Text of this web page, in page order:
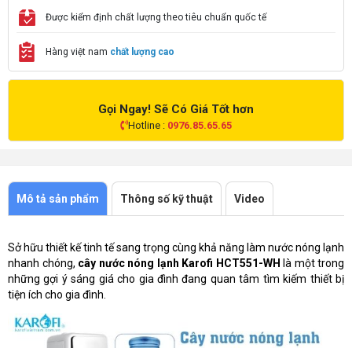
Được kiểm định chất lượng theo tiêu chuẩn quốc tế
Hàng việt nam chất lượng cao
Gọi Ngay! Sẽ Có Giá Tốt hơn
Hotline : 0976.85.65.65
Mô tả sản phẩm Thông số kỹ thuật Video
Sở hữu thiết kế tinh tế sang trọng cùng khả năng làm nước nóng lạnh
nhanh chóng, cây nước nóng lạnh Karofi HCT551-WH là một trong
những gợi ý sáng giá cho gia đình đang quan tâm tìm kiếm thiết bị
tiện ích cho gia đình.